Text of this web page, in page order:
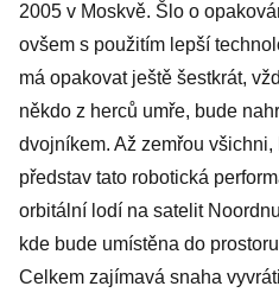
2005 v Moskvě. Šlo o
ovšem s použitím lepší
má opakovat ještě šestkrát,
někdo z herců umře, bude
dvojníkem. Až zemřou
představ tato robotická
orbitální lodí na satelit
kde bude umístěna do
Celkem zajímavá snaha